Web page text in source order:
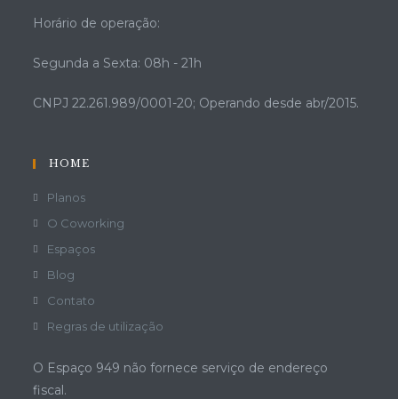
Horário de operação:
Segunda a Sexta: 08h - 21h
CNPJ 22.261.989/0001-20; Operando desde abr/2015.
HOME
Planos
O Coworking
Espaços
Blog
Contato
Regras de utilização
O Espaço 949 não fornece serviço de endereço
fiscal.